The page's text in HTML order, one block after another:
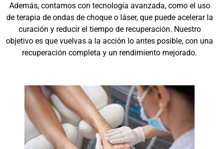
Además, contamos con tecnología avanzada, como el uso
de terapia de ondas de choque o láser, que puede acelerar la
curación y reducir el tiempo de recuperación. Nuestro
objetivo es que vuelvas a la acción lo antes posible, con una
recuperación completa y un rendimiento mejorado.